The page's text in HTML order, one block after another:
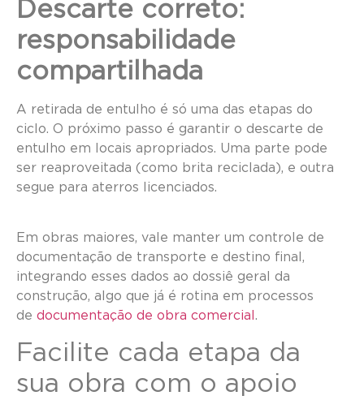
Descarte correto:
responsabilidade
compartilhada
A retirada de entulho é só uma das etapas do
ciclo. O próximo passo é garantir o descarte de
entulho em locais apropriados. Uma parte pode
ser reaproveitada (como brita reciclada), e outra
segue para aterros licenciados.
Em obras maiores, vale manter um controle de
documentação de transporte e destino final,
integrando esses dados ao dossiê geral da
construção, algo que já é rotina em processos
de documentação de obra comercial .
Facilite cada etapa da
sua obra com o apoio